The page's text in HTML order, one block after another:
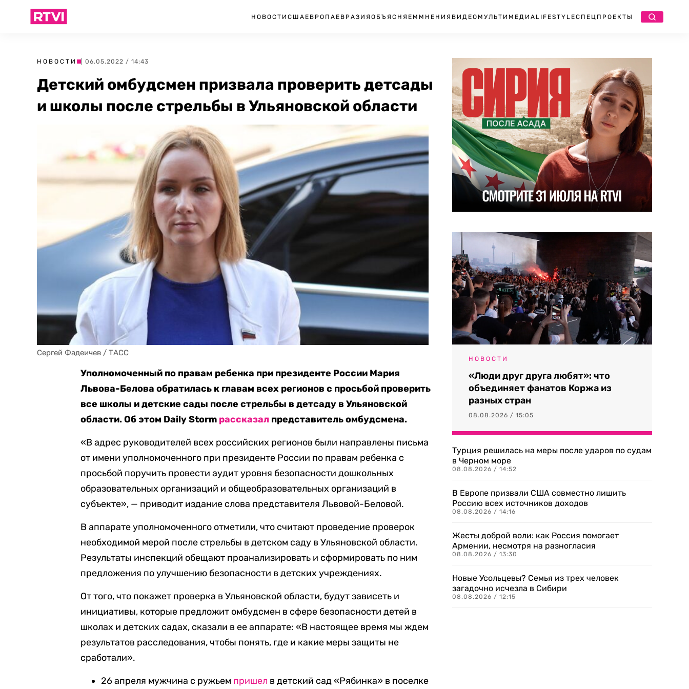
НОВОСТИ США ЕВРОПА ЕВРАЗИЯ ОБЪЯСНЯЕМ МНЕНИЯ ВИДЕО МУЛЬТИМЕДИА LIFESTYLEСПЕЦПРОЕКТЫ
НОВОСТИ | 06.05.2022 / 14:43
Детский омбудсмен призвала проверить детсады
и школы после стрельбы в Ульяновской области
Сергей Фадеичев / ТАСС
Уполномоченный по правам ребенка при президенте России Мария
Львова-Белова обратилась к главам всех регионов с просьбой проверить
все школы и детские сады после стрельбы в детсаду в Ульяновской
области. Об этом Daily Storm рассказал представитель омбудсмена.
«В адрес руководителей всех российских регионов были направлены письма
от имени уполномоченного при президенте России по правам ребенка с
просьбой поручить провести аудит уровня безопасности дошкольных
образовательных организаций и общеобразовательных организаций в
субъекте», — приводит издание слова представителя Львовой-Беловой.
В аппарате уполномоченного отметили, что считают проведение проверок
необходимой мерой после стрельбы в детском саду в Ульяновской области.
Результаты инспекций обещают проанализировать и сформировать по ним
предложения по улучшению безопасности в детских учреждениях.
От того, что покажет проверка в Ульяновской области, будут зависеть и
инициативы, которые предложит омбудсмен в сфере безопасности детей в
школах и детских садах, сказали в ее аппарате: «В настоящее время мы ждем
результатов расследования, чтобы понять, где и какие меры защиты не
сработали».
26 апреля мужчина с ружьем пришел в детский сад «Рябинка» в поселке
НОВОСТИ
«Люди друг друга любят»: что
объединяет фанатов Коржа из
разных стран
08.08.2026 / 15:05
Турция решилась на меры после ударов по судам
в Черном море
08.08.2026 / 14:52
В Европе призвали США совместно лишить
Россию всех источников доходов
08.08.2026 / 14:16
Жесты доброй воли: как Россия помогает
Армении, несмотря на разногласия
08.08.2026 / 13:30
Новые Усольцевы? Семья из трех человек
загадочно исчезла в Сибири
08.08.2026 / 12:15